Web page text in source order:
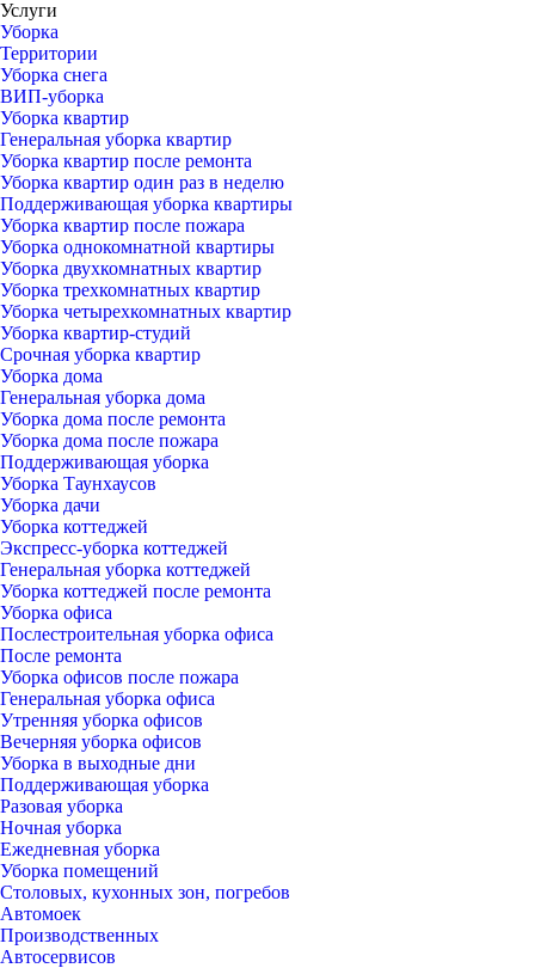
Услуги
Уборка
Территории
Уборка снега
ВИП-уборка
Уборка квартир
Генеральная уборка квартир
Уборка квартир после ремонта
Уборка квартир один раз в неделю
Поддерживающая уборка квартиры
Уборка квартир после пожара
Уборка однокомнатной квартиры
Уборка двухкомнатных квартир
Уборка трехкомнатных квартир
Уборка четырехкомнатных квартир
Уборка квартир-студий
Срочная уборка квартир
Уборка дома
Генеральная уборка дома
Уборка дома после ремонта
Уборка дома после пожара
Поддерживающая уборка
Уборка Таунхаусов
Уборка дачи
Уборка коттеджей
Экспресс-уборка коттеджей
Генеральная уборка коттеджей
Уборка коттеджей после ремонта
Уборка офиса
Послестроительная уборка офиса
После ремонта
Уборка офисов после пожара
Генеральная уборка офиса
Утренняя уборка офисов
Вечерняя уборка офисов
Уборка в выходные дни
Поддерживающая уборка
Разовая уборка
Ночная уборка
Ежедневная уборка
Уборка помещений
Столовых, кухонных зон, погребов
Автомоек
Производственных
Автосервисов